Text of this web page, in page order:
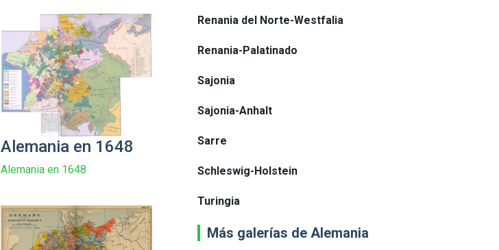
Alemania en 1648
Alemania en 1648
Renania del Norte-Westfalia
Renania-Palatinado
Sajonia
Sajonia-Anhalt
Sarre
Schleswig-Holstein
Turingia
Más galerías de Alemania